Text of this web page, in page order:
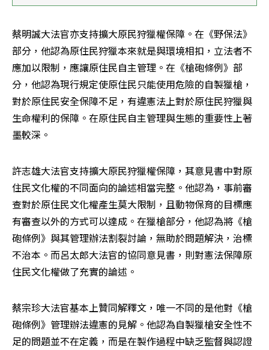
蔡明誠大法官亦支持擴大原民狩獵權保障。在《野保法》
部分，他認為原住民狩獵本來就是與環境相扣，立法者不
應加以限制，應讓原住民自主管理。在《槍砲條例》部
分，他認為現行規定使原住民只能使用危險的自製獵槍，
對於原住民安全保障不足，有違憲法上對於原住民狩獵與
生命權利的保障。在原住民自主管理與生態的重要性上著
墨較深。
許志雄大法官支持擴大原民狩獵權保障，其意見書中對原
住民文化權的不同面向的論述相當完整。他認為，事前審
查對於原住民文化權產生莫大限制，且動物保育的目標應
有審查以外的方式可以達成。在獵槍部分，他認為將《槍
砲條例》與其管理辦法割裂討論，無助於問題解決，治標
不治本。而呂太郎大法官的協同意見書，則對憲法保障原
住民文化權做了充實的論述。
蔡宗珍大法官基本上贊同解釋文，唯一不同的是他對《槍
砲條例》管理辦法違憲的見解。他認為自製獵槍安全性不
足的問題並不在定義，而是在製作過程中缺乏監督與認證